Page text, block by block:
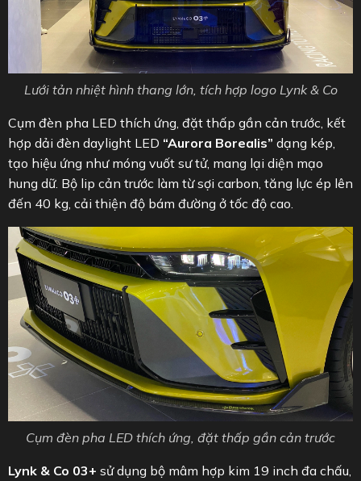
Lưới tản nhiệt hình thang lớn, tích hợp logo Lynk & Co
Cụm đèn pha LED thích ứng, đặt thấp gần cản trước, kết
hợp dải đèn daylight LED “Aurora Borealis” dạng kép,
tạo hiệu ứng như móng vuốt sư tử, mang lại diện mạo
hung dữ. Bộ lip cản trước làm từ sợi carbon, tăng lực ép lên
đến 40 kg, cải thiện độ bám đường ở tốc độ cao.
Cụm đèn pha LED thích ứng, đặt thấp gần cản trước
Lynk & Co 03+ sử dụng bộ mâm hợp kim 19 inch đa chấu,